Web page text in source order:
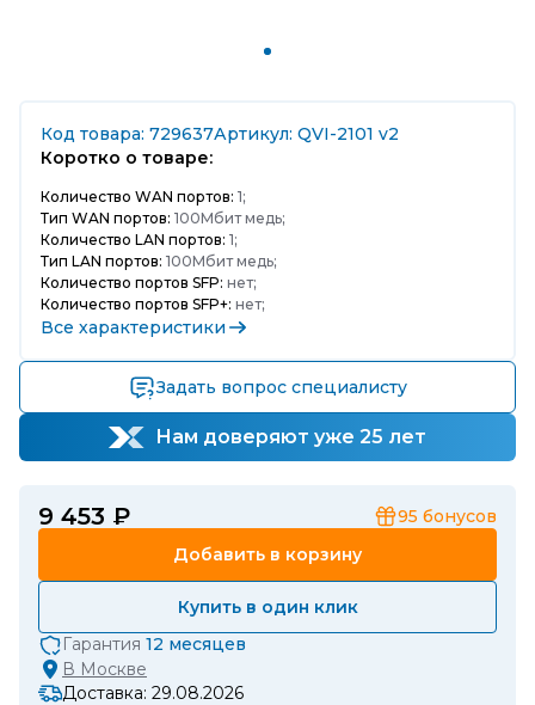
Код товара: 729637Артикул: QVI-2101 v2
Коротко о товаре:
Количество WAN портов: 1;
Тип WAN портов: 100Мбит медь;
Количество LAN портов: 1;
Тип LAN портов: 100Мбит медь;
Количество портов SFP: нет;
Количество портов SFP+: нет;
Все характеристики
Задать вопрос специалисту
Нам доверяют уже 25 лет
9 453 ₽ 95 бонусов
Добавить в корзину
Купить в один клик
Гарантия 12 месяцев
В Москве
Доставка: 29.08.2026